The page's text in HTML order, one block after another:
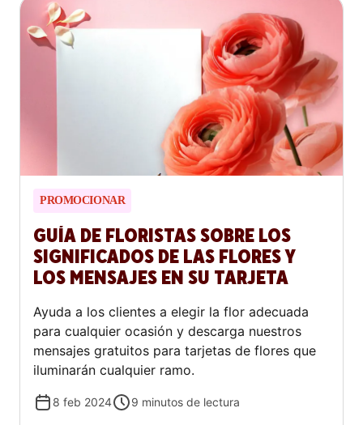
PROMOCIONAR
GUÍA DE FLORISTAS SOBRE LOS
SIGNIFICADOS DE LAS FLORES Y
LOS MENSAJES EN SU TARJETA
Ayuda a los clientes a elegir la flor adecuada
para cualquier ocasión y descarga nuestros
mensajes gratuitos para tarjetas de flores que
iluminarán cualquier ramo.
8 feb 2024 9 minutos de lectura